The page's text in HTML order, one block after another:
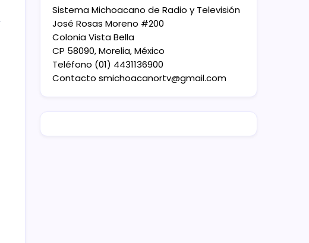
Sistema Michoacano de Radio y Televisión
José Rosas Moreno #200
Colonia Vista Bella
CP 58090, Morelia, México
Teléfono (01) 4431136900
Contacto smichoacanortv@gmail.com